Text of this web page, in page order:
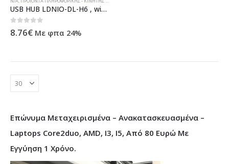
USB HUB LDNIO-DL-H6 , with 6 port – 12047
0out of 5
8.76€ Με φπα 24%
Επώνυμα Μεταχειρισμένα – Ανακατασκευασμένα –
Laptops Core2duo, AMD, I3, I5, Από 80 Ευρώ Με
Εγγύηση 1 Χρόνο.